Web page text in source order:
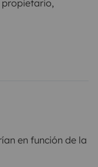
en función de la